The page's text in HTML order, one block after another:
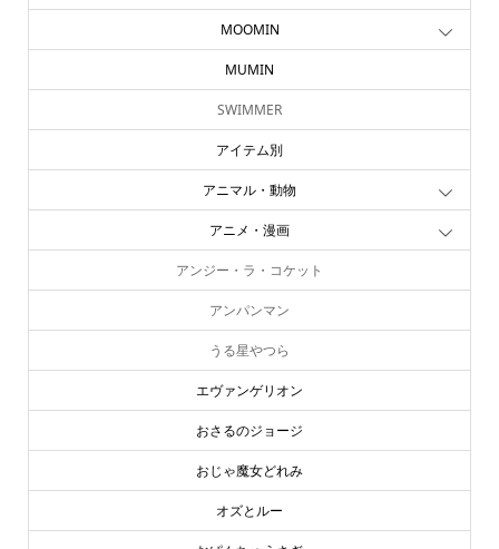
MOOMIN
MUMIN
SWIMMER
アイテム別
アニマル・動物
アニメ・漫画
アンジー・ラ・コケット
アンパンマン
うる星やつら
エヴァンゲリオン
おさるのジョージ
おじゃ魔女どれみ
オズとルー
おぱんちゅうさぎ